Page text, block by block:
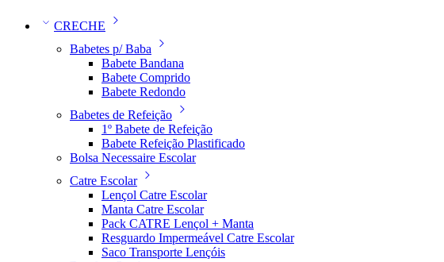
CRECHE
Babetes p/ Baba
Babete Bandana
Babete Comprido
Babete Redondo
Babetes de Refeição
1º Babete de Refeição
Babete Refeição Plastificado
Bolsa Necessaire Escolar
Catre Escolar
Lençol Catre Escolar
Manta Catre Escolar
Pack CATRE Lençol + Manta
Resguardo Impermeável Catre Escolar
Saco Transporte Lençóis